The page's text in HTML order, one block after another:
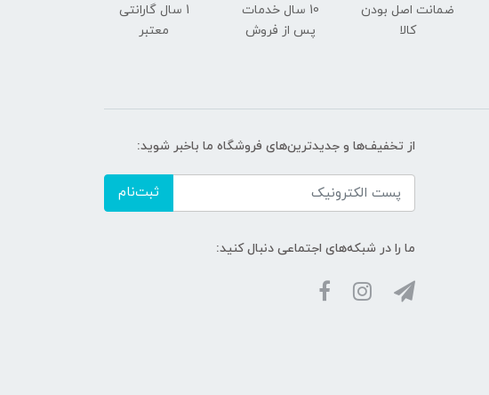
ضمانت اصل بودن
کالا
10 سال خدمات
پس از فروش
1 سال گارانتی
معتبر
از تخفیف‌ها و جدیدترین‌های فروشگاه ما باخبر شوید:
ثبت‌نام
ما را در شبکه‌های اجتماعی دنبال کنید: